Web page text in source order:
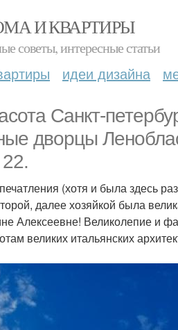
И КВАРТИРЫ
советы, интересные статьи
идеи дизайна
Санкт-
дворцы
(хотя и была здесь
далее хозяйкой была
Алексеевне! Великолепие и
великих итальянских